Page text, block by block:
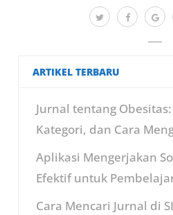
ARTIKEL TERBARU
Jurnal tentang
Kategori, dan Cara
Aplikasi Mengerjakan
Efektif untuk
Cara Mencari Jurnal di